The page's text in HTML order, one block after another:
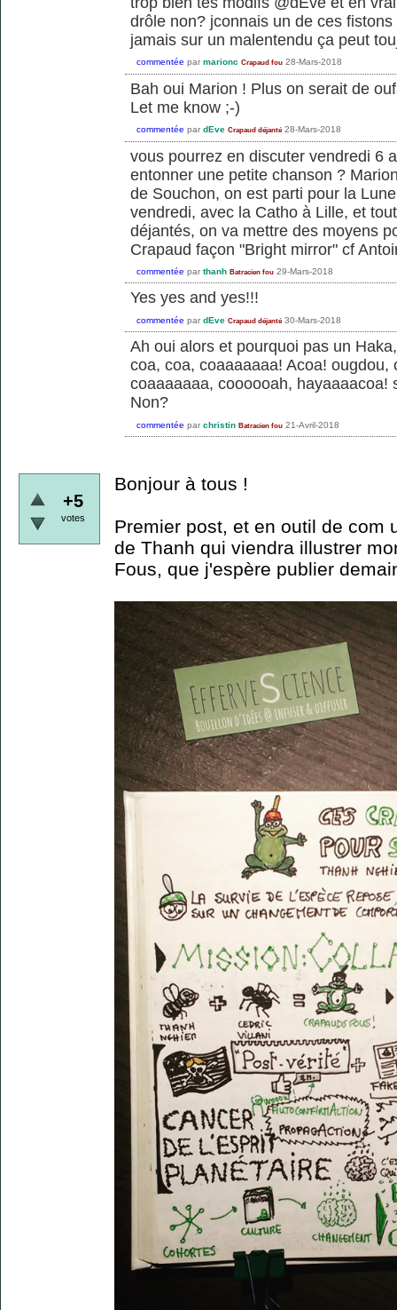
drôle non? jconnais un de ces
jamais sur un malentendu ça peut
commentée par marionc Crapaud fou 28-Mars-2018
Bah oui Marion ! Plus on serait de
Let me know ;-)
commentée par dEve Crapaud déjanté 28-Mars-2018
vous pourrez en discuter vendredi 6
entonner une petite chanson ?
de Souchon, on est parti pour la
vendredi, avec la Catho à Lille, et
déjantés, on va mettre des moyens
Crapaud façon "Bright mirror" cf
commentée par thanh Batracien fou 29-Mars-2018
Yes yes and yes!!!
commentée par dEve Crapaud déjanté 30-Mars-2018
Ah oui alors et pourquoi pas un
coa, coa, coaaaaaaa! Acoa!
coaaaaaaa, coooooah,
Non?
commentée par christin Batracien fou 21-Avril-2018
+5
votes
Bonjour à tous !
Premier post, et en outil de com
de Thanh qui viendra illustrer
Fous, que j'espère publier